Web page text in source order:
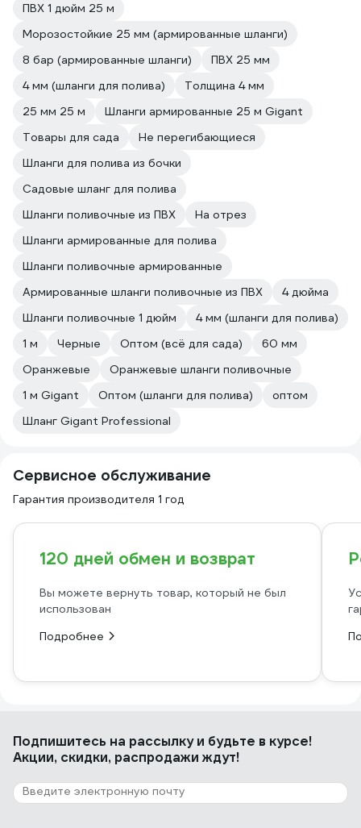
ПВХ 1 дюйм 25 м
Морозостойкие 25 мм (армированные шланги)
8 бар (армированные шланги)
ПВХ 25 мм
4 мм (шланги для полива)
Толщина 4 мм
25 мм 25 м
Шланги армированные 25 м Gigant
Товары для сада
Не перегибающиеся
Шланги для полива из бочки
Садовые шланг для полива
Шланги поливочные из ПВХ
На отрез
Шланги армированные для полива
Шланги поливочные армированные
Армированные шланги поливочные из ПВХ
4 дюйма
Шланги поливочные 1 дюйм
4 мм (шланги для полива)
1 м
Черные Оптом (всё для сада)
60 мм
Оранжевые
Оранжевые шланги поливочные
1 м Gigant
Оптом (шланги для полива)
оптом
Шланг Gigant Professional
Сервисное обслуживание
Гарантия производителя 1 год
120 дней обмен и возврат
Вы можете вернуть товар, который не был
использован
Подробнее
Подпишитесь на рассылкуи будьте в курсе!
Акции, скидки, распродажи ждут!